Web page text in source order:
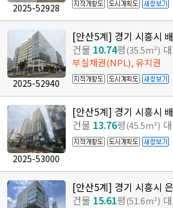
2025-52928
2025-52940
[안산5계] 경기 시흥시
건물 10.74평(35.5m²)
부실채권(NPL), 유치권
2025-53000
[안산5계] 경기 시흥시
건물 13.76평(45.5m²)
[안산5계] 경기 시흥시
건물 15.61평(51.6m²)